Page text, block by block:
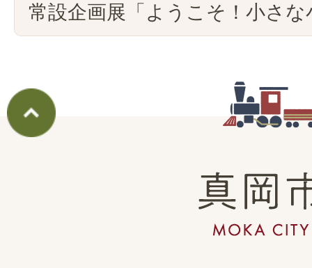
常設企画展「ようこそ！小さ
真
岡
市